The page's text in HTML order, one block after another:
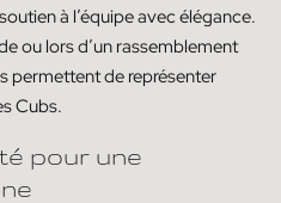
à l’équipe avec élégance.
ou lors d’un rassemblement
permettent de représenter
Cubs.
pour une